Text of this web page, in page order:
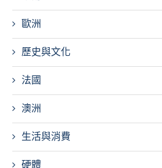
歐洲
歷史與文化
法國
澳洲
生活與消費
硬體